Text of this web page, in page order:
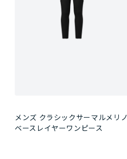
メンズ クラシックサーマルメリノ
ベースレイヤーワンピース